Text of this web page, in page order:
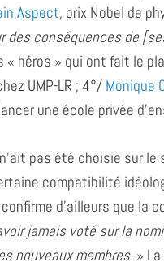
Aspect, prix Nobel de
des conséquences de
« héros » qui ont fait le
UMP-LR ; 4°/Monique
une école privée
pas été choisie sur
compatibilité
d’ailleurs que la
jamais voté sur la
nouveaux membres. »